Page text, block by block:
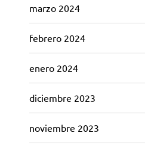
marzo 2024
febrero 2024
enero 2024
diciembre 2023
noviembre 2023